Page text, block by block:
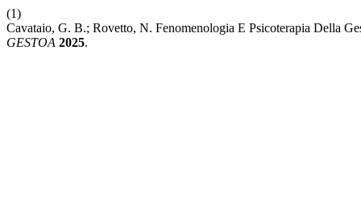
(1)
Cavataio, G. B.; Rovetto, N. Fenomenologia E Psicoterapia Della
GESTOA 2025.